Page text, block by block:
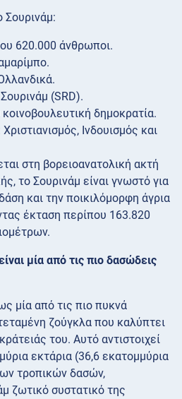
Σουρινάμ:
620.000 άνθρωποι.
(SRD).
κοινοβουλευτική δημοκρατία.
Χριστιανισμός, Ινδουισμός και
στη βορειοανατολική ακτή
το Σουρινάμ είναι γνωστό για
και την ποικιλόμορφη άγρια
έκταση περίπου 163.820
μία από τις πιο δασώδεις
μία από τις πιο πυκνά
ζούγκλα που καλύπτει
του. Αυτό αντιστοιχεί
εκτάρια (36,6 εκατομμύρια
τροπικών δασών,
ζωτικό συστατικό της